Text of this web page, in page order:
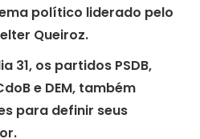
político liderado pelo
Queiroz.
31, os partidos PSDB,
e DEM, também
para definir seus